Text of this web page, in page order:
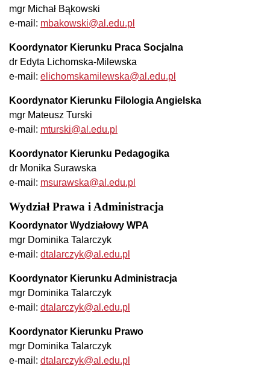
mgr Michał Bąkowski
e-mail: mbakowski@al.edu.pl
Koordynator Kierunku Praca Socjalna
dr Edyta Lichomska-Milewska
e-mail: elichomskamilewska@al.edu.pl
Koordynator Kierunku Filologia Angielska
mgr Mateusz Turski
e-mail: mturski@al.edu.pl
Koordynator Kierunku Pedagogika
dr Monika Surawska
e-mail: msurawska@al.edu.pl
Wydział Prawa i Administracja
Koordynator Wydziałowy WPA
mgr Dominika Talarczyk
e-mail: dtalarczyk@al.edu.pl
Koordynator Kierunku Administracja
mgr Dominika Talarczyk
e-mail: dtalarczyk@al.edu.pl
Koordynator Kierunku Prawo
mgr Dominika Talarczyk
e-mail: dtalarczyk@al.edu.pl